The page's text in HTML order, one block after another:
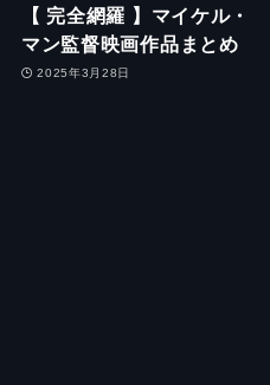
【 完全網羅 】マイケル・
マン監督映画作品まとめ
2025年3月28日